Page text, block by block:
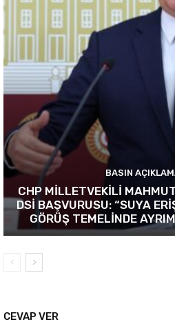
BASIN
CHP MİLLETVEKİLİ
DSİ BAŞVURUSU: “SUYA
GÖRÜŞ TEMELİNDE
CEVAP VER